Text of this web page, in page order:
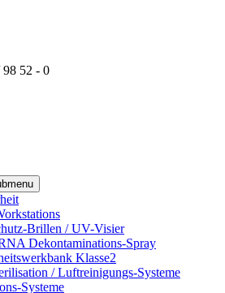
52 - 0
Brillen / UV-Visier
Dekontaminations-Spray
Klasse2
/ Luftreinigungs-Systeme
Systeme